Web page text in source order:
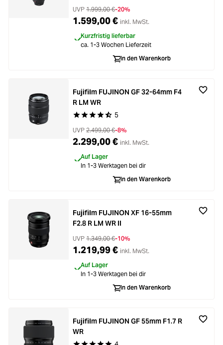
UVP 1.999,00 €-20%
1.599,00 € inkl. MwSt.
Kurzfristig lieferbar
ca. 1-3 Wochen Lieferzeit
In den Warenkorb
Durchschnittliche Bewertung von 4.6 von 5
5
Fujifilm FUJINON GF 32-64mm F4
R LM WR
UVP 2.499,00 €-8%
2.299,00 € inkl. MwSt.
Auf Lager
In 1-3 Werktagen bei dir
In den Warenkorb
Fujifilm FUJINON XF 16-55mm
F2.8 R LM WR II
UVP 1.349,00 €-10%
1.219,99 € inkl. MwSt.
Auf Lager
In 1-3 Werktagen bei dir
In den Warenkorb
Fujifilm FUJINON GF 55mm F1.7 R
WR